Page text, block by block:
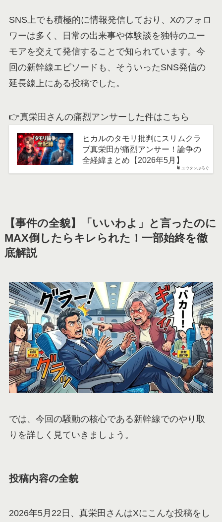
SNS上でも積極的に情報発信しており、Xのフォロ
ワーは多く、日常の出来事や体験談を独特のユー
モアを交えて発信することで知られています。今
回の新幹線エピソードも、そういったSNS発信の
延長線上にある投稿でした。
👉真栄田さんの痛烈アンサーした件はこちら
ユウタンぶろぐ
ヒカルのタモリ批判にスリムクラ
ブ真栄田が痛烈アンサー！論争の
全経緯まとめ【2026年5月】
【事件の全貌】「いいわよ」と言ったのに
MAX倒したらキレられた！一部始終を徹
底解説
では、今回の騒動の核心である新幹線でのやり取
りを詳しく見ていきましょう。
投稿内容の全貌
2026年5月22日、真栄田さんはXにこんな投稿をし